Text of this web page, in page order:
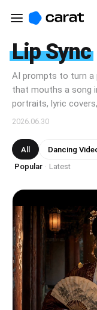
Lip Sync
AI prompts to turn a
that mouths a song
portraits, lyric
2026.06.30
All Dancing
Popular · Latest